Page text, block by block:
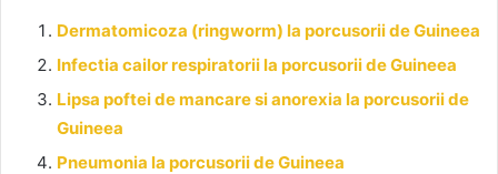
Dermatomicoza (ringworm) la porcusorii de Guineea
Infectia cailor respiratorii la porcusorii de Guineea
Lipsa poftei de mancare si anorexia la porcusorii de
Guineea
Pneumonia la porcusorii de Guineea